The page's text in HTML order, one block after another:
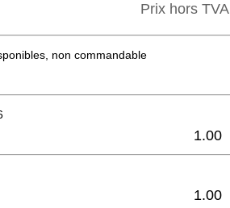
Prix hors TVA
non commandable
1.00
1.00